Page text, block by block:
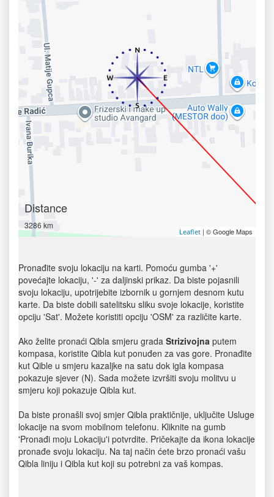
Distance
3286 km
Leaflet | © Google Maps
Pronađite svoju lokaciju na karti. Pomoću gumba '+'
povećajte lokaciju, '-' za daljinski prikaz. Da biste pojasnili
svoju lokaciju, upotrijebite izbornik u gornjem desnom kutu
karte. Da biste dobili satelitsku sliku svoje lokacije, koristite
opciju 'Sat'. Možete koristiti opciju 'OSM' za različite karte.
Ako želite pronaći Qibla smjeru grada Strizivojna putem
kompasa, koristite Qibla kut ponuđen za vas gore. Pronađite
kut Qible u smjeru kazaljke na satu dok igla kompasa
pokazuje sjever (N). Sada možete izvršiti svoju molitvu u
smjeru koji pokazuje Qibla kut.
Da biste pronašli svoj smjer Qibla praktičnije, uključite Usluge
lokacije na svom mobilnom telefonu. Kliknite na gumb
'Pronađi moju Lokaciju'i potvrdite. Pričekajte da ikona lokacije
pronađe svoju lokaciju. Na taj način ćete brzo pronaći vašu
Qibla liniju i Qibla kut koji su potrebni za vaš kompas.